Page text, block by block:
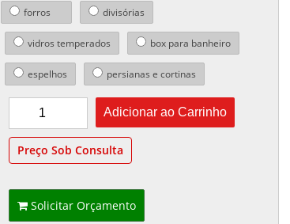
forros divisórias
vidros temperados box para banheiro
espelhos persianas e cortinas
Preço Sob Consulta
Solicitar Orçamento